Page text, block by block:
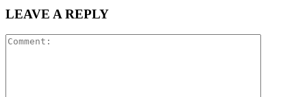
LEAVE A REPLY